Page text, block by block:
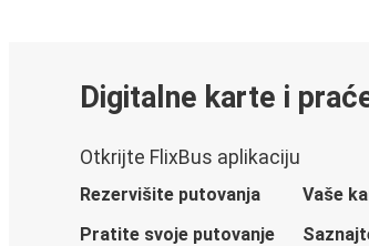
Digitalne karte i
Otkrijte FlixBus aplikaciju
Rezervišite putovanja
Vaše
Pratite svoje putovanje